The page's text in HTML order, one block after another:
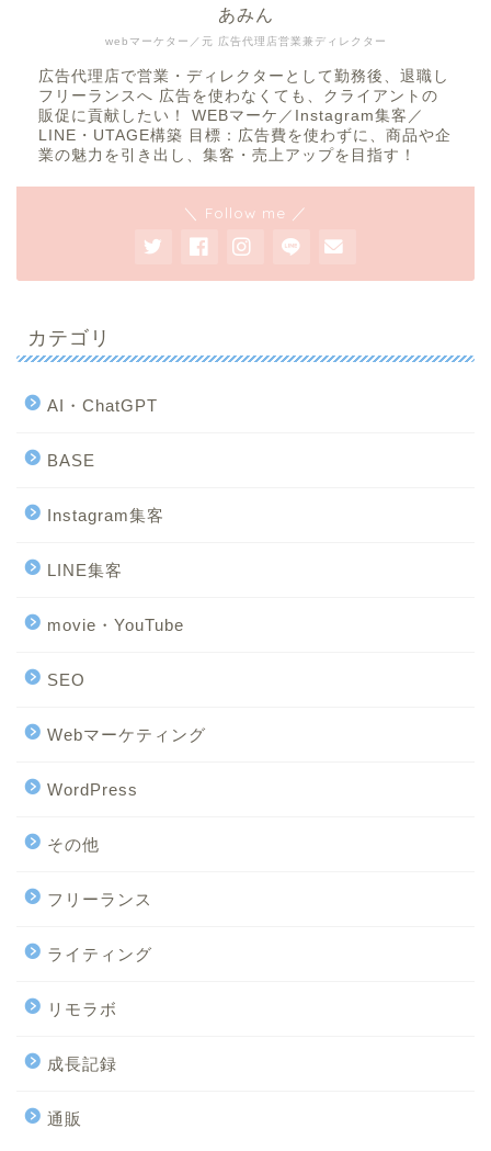
webマーケター／元 広告代理店営業兼ディレクター
あみん
広告代理店で営業・ディレクターとして勤務後、退職し
フリーランスへ 広告を使わなくても、クライアントの
販促に貢献したい！ WEBマーケ／Instagram集客／
LINE・UTAGE構築 目標：広告費を使わずに、商品や企
業の魅力を引き出し、集客・売上アップを目指す！
＼ Follow me ／
カテゴリ
AI・ChatGPT
BASE
Instagram集客
LINE集客
movie・YouTube
SEO
Webマーケティング
WordPress
その他
フリーランス
ライティング
リモラボ
成長記録
通販